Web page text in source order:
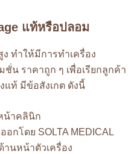
แท้หรือปลอม
ทำให้มีการทำเครื่อง
น ราคาถูก ๆ เพื่อเรียกลูกค้า
แท้ มีข้อสังเกต ดังนี้
น้าคลินิก
กโดย SOLTA MEDICAL
านหน้าตัวเครื่อง